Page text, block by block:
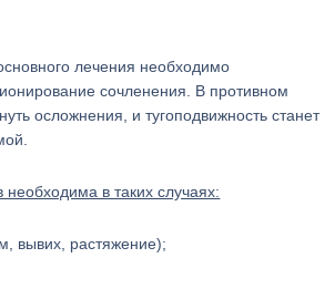
лечения необходимо
сочленения. В противном
осложнения, и тугоподвижность станет
необходима в таких случаях:
вывих, растяжение);